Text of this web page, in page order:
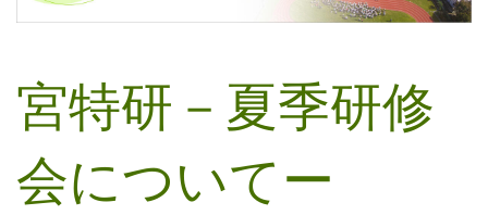
宮特研－夏季研修
会についてー